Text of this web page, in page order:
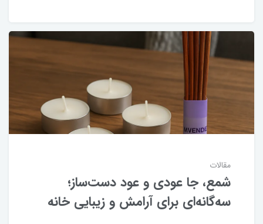
مقالات
شمع، جا عودی و عود دست‌ساز؛
سه‌گانه‌ای برای آرامش و زیبایی خانه